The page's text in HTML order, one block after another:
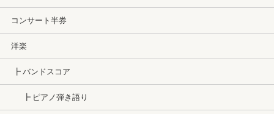
コンサート半券
洋楽
┣ バンドスコア
┣ ピアノ弾き語り